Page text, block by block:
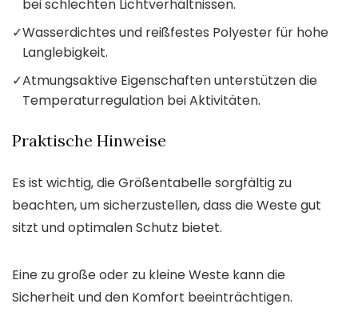
bei schlechten Lichtverhältnissen.
✓Wasserdichtes und reißfestes Polyester für hohe
Langlebigkeit.
✓Atmungsaktive Eigenschaften unterstützen die
Temperaturregulation bei Aktivitäten.
Praktische Hinweise
Es ist wichtig, die Größentabelle sorgfältig zu
beachten, um sicherzustellen, dass die Weste gut
sitzt und optimalen Schutz bietet.
Eine zu große oder zu kleine Weste kann die
Sicherheit und den Komfort beeinträchtigen.